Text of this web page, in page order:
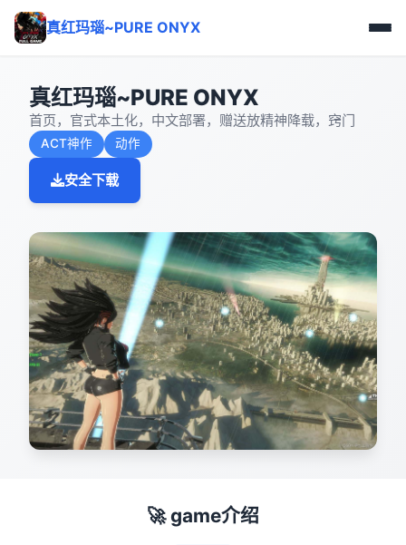
真红玛瑙~PURE ONYX
真红玛瑙~PURE ONYX
首页，官式本土化，中文部署，赠送放精神降载，窍门
ACT神作 动作
安全下载
🚀 game介绍